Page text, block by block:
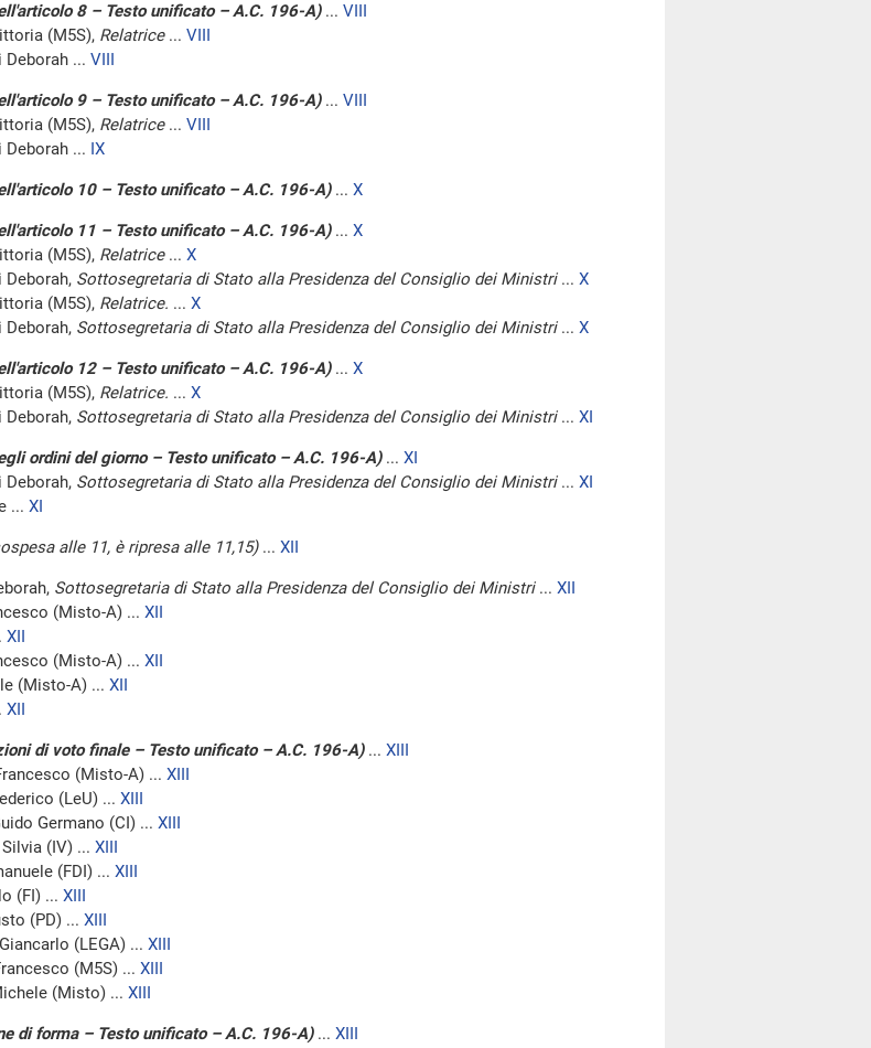
8 – Testo unificato – A.C. 196-A) ... VIII
(M5S), Relatrice... VIII
Deborah ... VIII
9 – Testo unificato – A.C. 196-A) ... VIII
(M5S), Relatrice... VIII
Deborah ... IX
10 – Testo unificato – A.C. 196-A) ... X
11 – Testo unificato – A.C. 196-A) ... X
(M5S), Relatrice... X
Deborah, Sottosegretaria di Stato alla Presidenza del Consiglio dei Ministri... X
(M5S), Relatrice. ... X
Deborah, Sottosegretaria di Stato alla Presidenza del Consiglio dei Ministri... X
12 – Testo unificato – A.C. 196-A) ... X
(M5S), Relatrice. ... X
Deborah, Sottosegretaria di Stato alla Presidenza del Consiglio dei Ministri... XI
ordini del giorno – Testo unificato – A.C. 196-A) ... XI
Deborah, Sottosegretaria di Stato alla Presidenza del Consiglio dei Ministri... XI
... XI
alle 11, è ripresa alle 11,15)... XII
Sottosegretaria di Stato alla Presidenza del Consiglio dei Ministri... XII
(Misto-A) ... XII
XII
(Misto-A) ... XII
(Misto-A) ... XII
XII
di voto finale – Testo unificato – A.C. 196-A) ... XIII
(Misto-A) ... XIII
(LeU) ... XIII
Germano (CI) ... XIII
(IV) ... XIII
(FDI) ... XIII
(FI) ... XIII
(PD) ... XIII
(LEGA) ... XIII
(M5S) ... XIII
(Misto) ... XIII
di forma – Testo unificato – A.C. 196-A) ... XIII